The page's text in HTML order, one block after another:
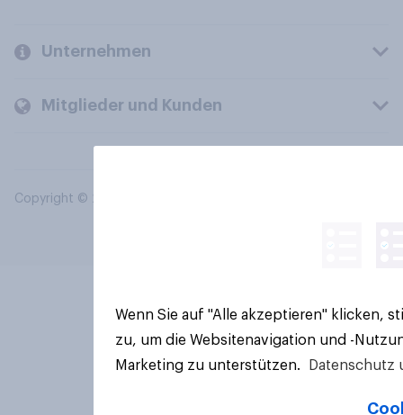
Unternehmen
Mitglieder und Kunden
Copyright © 2026 YouGov PLC. Alle Rechte vorbehalten.
Wenn Sie auf "Alle akzeptieren" klicken,
zu, um die Websitenavigation und -
Marketing zu unterstützen.
Datenschutz